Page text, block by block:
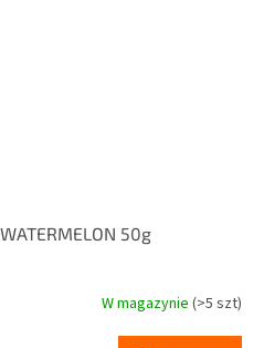
50g
W magazynie (>5 szt)